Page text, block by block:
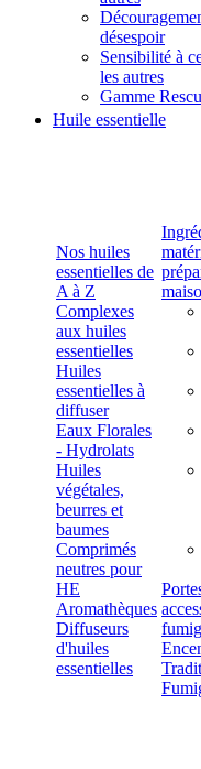
désespoir
Sensibilité à
les autres
Gamme
Huile essentielle
Nos huiles
essentielles de
A à Z
Complexes
aux huiles
essentielles
Huiles
essentielles à
diffuser
Eaux Florales
- Hydrolats
Huiles
végétales,
beurres et
baumes
Comprimés
neutres pour
HE
Aromathèques
Diffuseurs
d'huiles
essentielles